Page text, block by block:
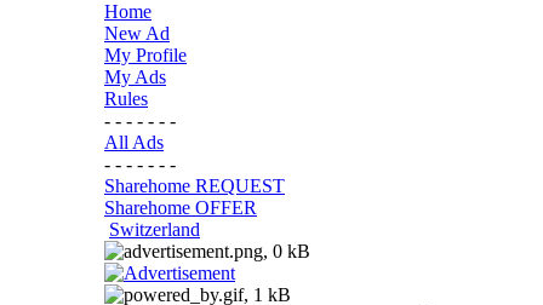
Home
New Ad
My Profile
My Ads
Rules
- - - - - - -
All Ads
- - - - - - -
Sharehome REQUEST
Sharehome OFFER
Switzerland